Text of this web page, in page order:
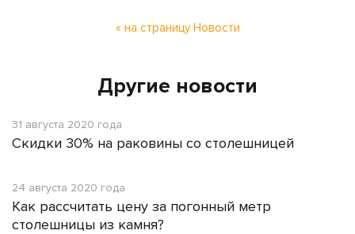
« на страницу Новости
Другие новости
31 августа 2020 года
Скидки 30% на раковины со столешницей
24 августа 2020 года
Как рассчитать цену за погонный метр
столешницы из камня?